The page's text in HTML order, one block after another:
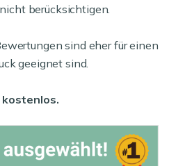
berücksichtigen.
sind eher für einen
geeignet sind.
kostenlos.